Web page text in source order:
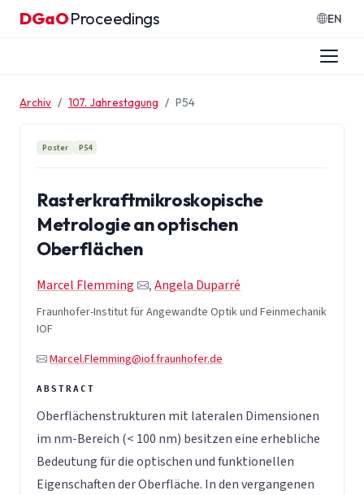
Zum Inhalt springen
DGaO·Proceedings EN
Archiv 107. Jahrestagung P54
Poster P54
Rasterkraftmikroskopische
Metrologie an optischen
Oberflächen
Marcel Flemming ,Angela Duparré
Fraunhofer-Institut für Angewandte Optik und Feinmechanik
IOF
Marcel.Flemming@iof.fraunhofer.de
Oberflächenstrukturen mit lateralen Dimensionen
im nm-Bereich (< 100 nm) besitzen eine erhebliche
Bedeutung für die optischen und funktionellen
Eigenschaften der Oberfläche. In den vergangenen